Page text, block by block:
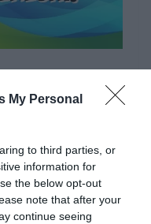
My Personal
to third parties, or
information for
the below opt-out
note that after your
continue seeing